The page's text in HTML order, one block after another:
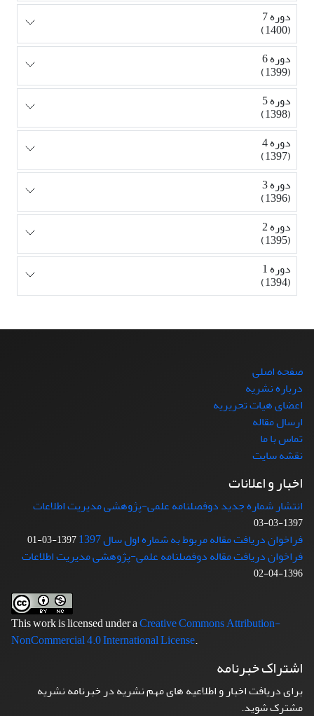
دوره 7
(1400)
دوره 6
(1399)
دوره 5
(1398)
دوره 4
(1397)
دوره 3
(1396)
دوره 2
(1395)
دوره 1
(1394)
صفحه اصلی
درباره نشریه
اعضای هیات تحریریه
ارسال مقاله
تماس با ما
نقشه سایت
اخبار و اعلانات
انتشار شماره جدید دوفصلنامه علمی-پژوهشی مدیریت اطلاعات
1397-03-03
فراخوان دریافت مقاله مربوط به شماره اول سال 1397 1397-03-01
فراخوان دریافت مقاله دوفصلنامه علمی-پژوهشی مدیریت اطلاعات
1396-04-02
This work is licensed under aCreative Commons Attribution-
NonCommercial 4.0 International License.
اشتراک خبرنامه
برای دریافت اخبار و اطلاعیه های مهم نشریه در خبرنامه نشریه
مشترک شوید.